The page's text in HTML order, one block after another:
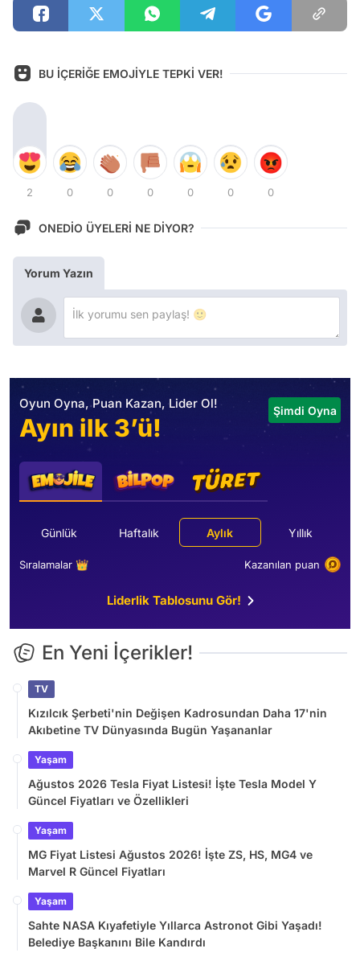
BU İÇERİĞE EMOJİYLE TEPKİ VER!
2 0 0 0 0 0 0
ONEDİO ÜYELERİ NE DİYOR?
Yorum Yazın
Oyun Oyna, Puan Kazan, Lider Ol!
Ayın ilk 3’ü!
Şimdi Oyna
Günlük Haftalık Aylık Yıllık
Sıralamalar 👑 Kazanılan puan
Liderlik Tablosunu Gör!
En Yeni İçerikler!
TV
Kızılcık Şerbeti'nin Değişen Kadrosundan Daha 17'nin
Akıbetine TV Dünyasında Bugün Yaşananlar
Yaşam
Ağustos 2026 Tesla Fiyat Listesi! İşte Tesla Model Y
Güncel Fiyatları ve Özellikleri
Yaşam
MG Fiyat Listesi Ağustos 2026! İşte ZS, HS, MG4 ve
Marvel R Güncel Fiyatları
Yaşam
Sahte NASA Kıyafetiyle Yıllarca Astronot Gibi Yaşadı!
Belediye Başkanını Bile Kandırdı